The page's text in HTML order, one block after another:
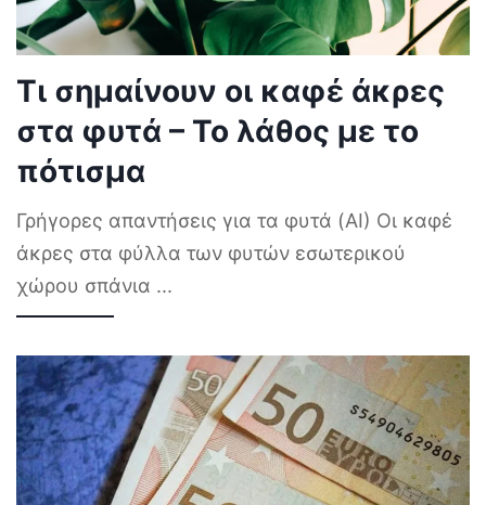
Τι σημαίνουν οι καφέ άκρες
στα φυτά – Το λάθος με το
πότισμα
Γρήγορες απαντήσεις για τα φυτά (AI) Οι καφέ
άκρες στα φύλλα των φυτών εσωτερικού
χώρου σπάνια ...